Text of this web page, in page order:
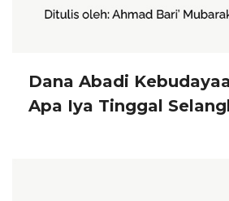
Dana Abadi
Apa Iya Tinggal